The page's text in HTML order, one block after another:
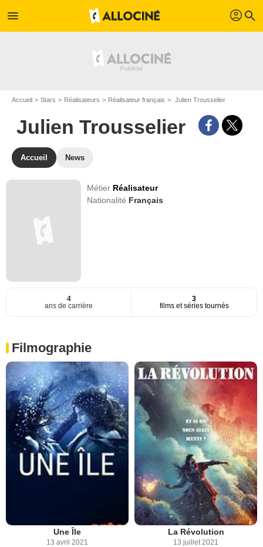
menu profil search
Accueil Stars Réalisateurs Réalisateur français Julien Trousselier
Julien Trousselier
Accueil News
Métier Réalisateur
Nationalité Français
4
ans de carrière
3
films et séries tournés
Filmographie
Une Île
13 avril 2021
La Révolution
13 juillet 2021